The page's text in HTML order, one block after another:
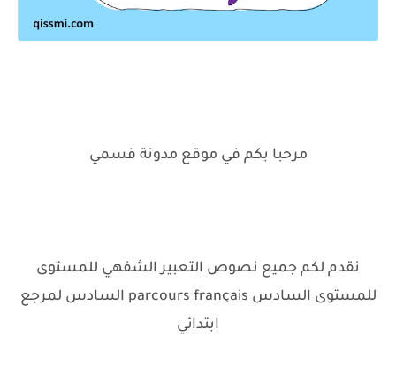
مرحبا بكم في موقع مدونة قسمي
نقدم لكم جميع نصوص التعبير الشفهي للمستوى
السادس لمرجع parcours français للمستوى السادس
ابتدائي